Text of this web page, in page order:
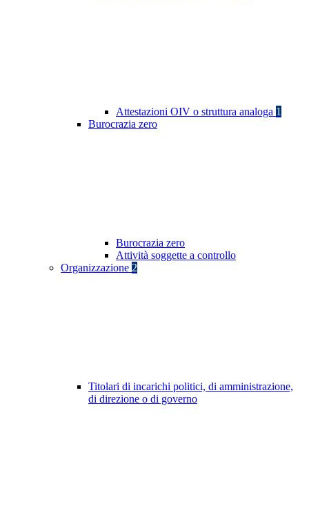
Attestazioni OIV o struttura analoga 1
Burocrazia zero
Burocrazia zero
Attività soggette a controllo
Organizzazione 2
Titolari di incarichi politici, di amministrazione,
di direzione o di governo